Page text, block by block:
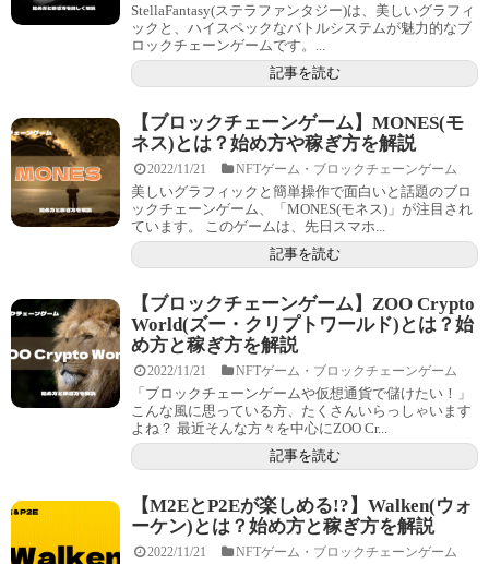
StellaFantasy(ステラファンタジー)は、美しいグラフィ
ックと、ハイスペックなバトルシステムが魅力的なブ
ロックチェーンゲームです。...
記事を読む
【ブロックチェーンゲーム】MONES(モ
ネス)とは？始め方や稼ぎ方を解説
2022/11/21 NFTゲーム・ブロックチェーンゲーム
美しいグラフィックと簡単操作で面白いと話題のブロ
ックチェーンゲーム、「MONES(モネス)」が注目され
ています。 このゲームは、先日スマホ...
記事を読む
【ブロックチェーンゲーム】ZOO Crypto
World(ズー・クリプトワールド)とは？始
め方と稼ぎ方を解説
2022/11/21 NFTゲーム・ブロックチェーンゲーム
「ブロックチェーンゲームや仮想通貨で儲けたい！」
こんな風に思っている方、たくさんいらっしゃいます
よね？ 最近そんな方々を中心にZOO Cr...
記事を読む
【M2EとP2Eが楽しめる!?】Walken(ウォ
ーケン)とは？始め方と稼ぎ方を解説
2022/11/21 NFTゲーム・ブロックチェーンゲーム